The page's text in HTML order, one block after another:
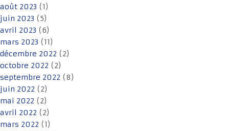
août 2023 (1)
juin 2023 (5)
avril 2023 (6)
mars 2023 (11)
décembre 2022 (2)
octobre 2022 (2)
septembre 2022 (8)
juin 2022 (2)
mai 2022 (2)
avril 2022 (2)
mars 2022 (1)